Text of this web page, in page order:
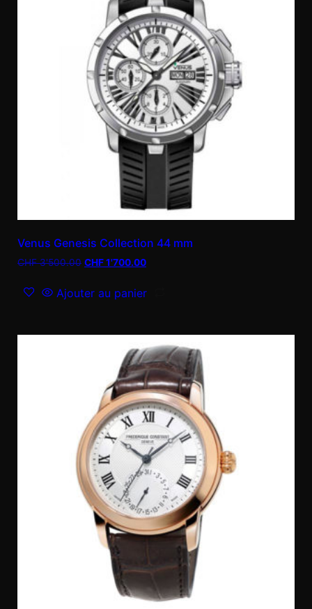
Venus Genesis Collection 44 mm
CHF3'500.00 CHF1'700.00
Ajouter au panier